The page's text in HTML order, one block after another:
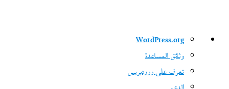
ووردبريس
WordPress.org
وثائق المساعدة
تعرف على ووردبريس